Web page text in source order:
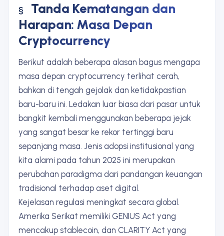
Tanda Kematangan dan
Harapan: Masa Depan
Cryptocurrency
Berikut adalah beberapa alasan bagus mengapa
masa depan cryptocurrency terlihat cerah,
bahkan di tengah gejolak dan ketidakpastian
baru-baru ini. Ledakan luar biasa dari pasar untuk
bangkit kembali menggunakan beberapa jejak
yang sangat besar ke rekor tertinggi baru
sepanjang masa. Jenis adopsi institusional yang
kita alami pada tahun 2025 ini merupakan
perubahan paradigma dari pandangan keuangan
tradisional terhadap aset digital.
Kejelasan regulasi meningkat secara global.
Amerika Serikat memiliki GENIUS Act yang
mencakup stablecoin, dan CLARITY Act yang